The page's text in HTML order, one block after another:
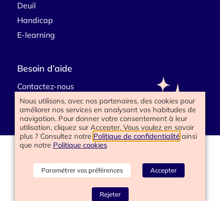
Deuil
Handicap
E-learning
Besoin d’aide
Contactez-nous
www.happyend.life 2025
Politique de confidentialité
Mentions légales
Nous utilisons, avec nos partenaires, des cookies pour
améliorer nos services en analysant vos habitudes de
navigation. Pour donner votre consentement à leur
utilisation, cliquez sur Accepter. Vous voulez en savoir
plus ? Consultez notre Politique de confidentialité ainsi
que notre Politique cookies
Paramétrer vos préférences Accepter
Rejeter